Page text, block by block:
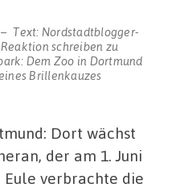
Text: Nordstadtblogger-
Reaktion schreiben zu
Dem Zoo in Dortmund
Brillenkauzes
Dort wächst
der am 1. Juni
verbrachte die